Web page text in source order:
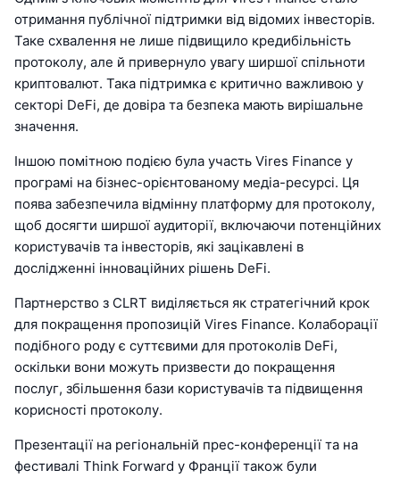
отримання публічної підтримки від відомих інвесторів.
Таке схвалення не лише підвищило кредибільність
протоколу, але й привернуло увагу ширшої спільноти
криптовалют. Така підтримка є критично важливою у
секторі DeFi, де довіра та безпека мають вирішальне
значення.
Іншою помітною подією була участь Vires Finance у
програмі на бізнес-орієнтованому медіа-ресурсі. Ця
поява забезпечила відмінну платформу для протоколу,
щоб досягти ширшої аудиторії, включаючи потенційних
користувачів та інвесторів, які зацікавлені в
дослідженні інноваційних рішень DeFi.
Партнерство з CLRT виділяється як стратегічний крок
для покращення пропозицій Vires Finance. Колаборації
подібного роду є суттєвими для протоколів DeFi,
оскільки вони можуть призвести до покращення
послуг, збільшення бази користувачів та підвищення
корисності протоколу.
Презентації на регіональній прес-конференції та на
фестивалі Think Forward у Франції також були